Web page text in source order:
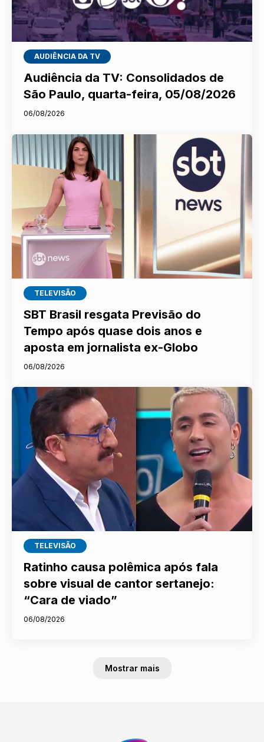
AUDIÊNCIA DA TV
Audiência da TV: Consolidados de
São Paulo, quarta-feira, 05/08/2026
06/08/2026
TELEVISÃO
SBT Brasil resgata Previsão do
Tempo após quase dois anos e
aposta em jornalista ex-Globo
06/08/2026
TELEVISÃO
Ratinho causa polêmica após fala
sobre visual de cantor sertanejo:
“Cara de viado”
06/08/2026
Mostrar mais